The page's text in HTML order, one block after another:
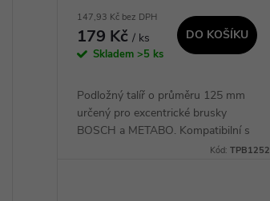
Intec (TPB1252)
147,93 Kč bez DPH
179 Kč / ks
Skladem >5 ks
DO KOŠÍKU
Podložný talíř o průměru 125 mm
určený pro excentrické brusky
BOSCH a METABO. Kompatibilní s
modely BOSCH PEX 300 AE, PEX
Kód:TPB1252